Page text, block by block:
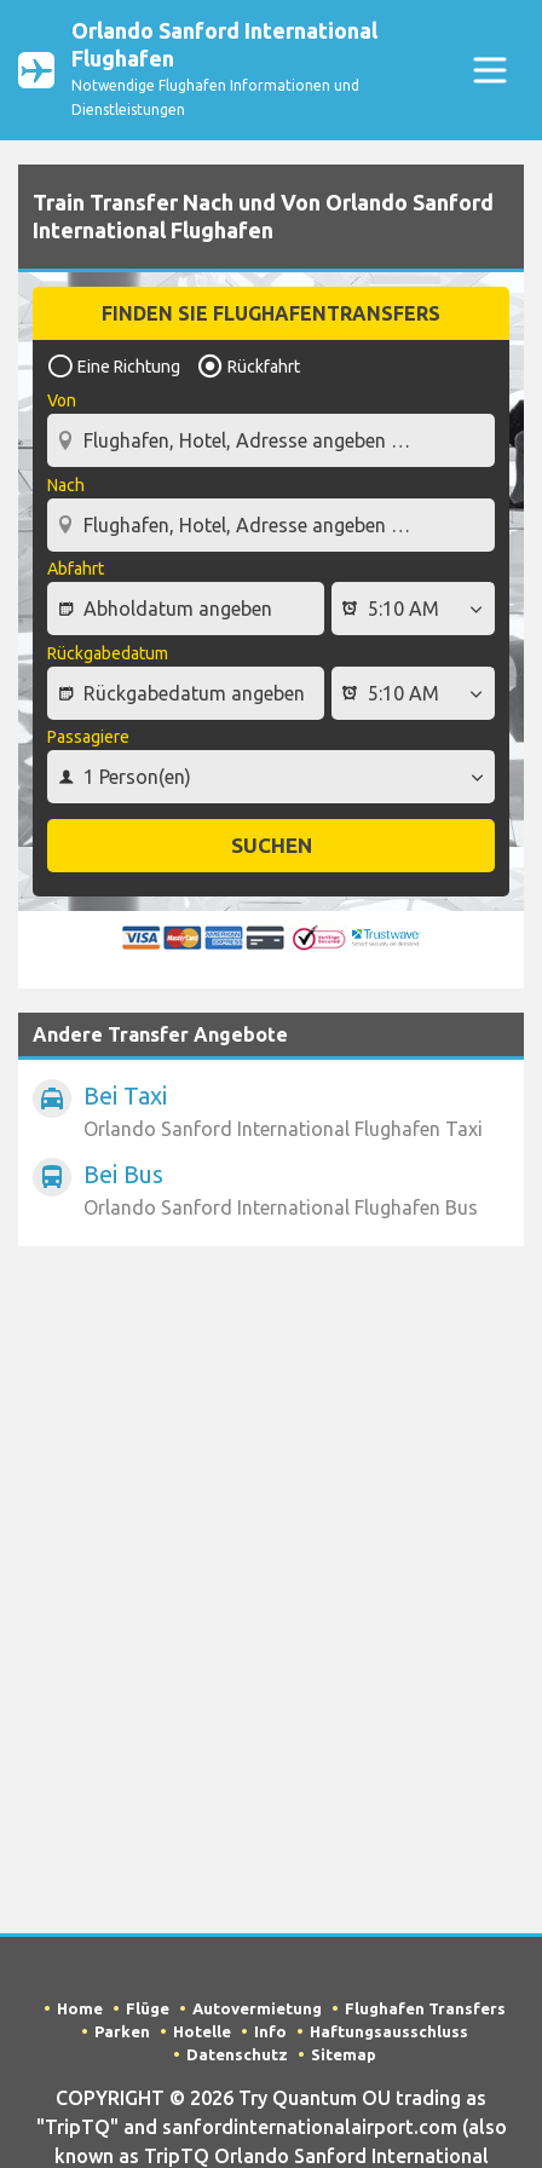
Orlando Sanford International
Flughafen
Notwendige Flughafen Informationen und
Dienstleistungen
Train Transfer Nach und Von Orlando Sanford
International Flughafen
FINDEN SIE FLUGHAFENTRANSFERS
Eine Richtung
Rückfahrt
Von
Nach
Abfahrt
Rückgabedatum
Passagiere
SUCHEN
Andere Transfer Angebote
local_taxi Bei Taxi
Orlando Sanford International Flughafen Taxi
directions_bus Bei Bus
Orlando Sanford International Flughafen Bus
Home Flüge Autovermietung
Flughafen Transfers
Parken
Hotelle Info
Haftungsausschluss
Datenschutz
Sitemap
COPYRIGHT © 2026 Try Quantum OU trading as
"TripTQ" and sanfordinternationalairport.com (also
known as TripTQ Orlando Sanford International